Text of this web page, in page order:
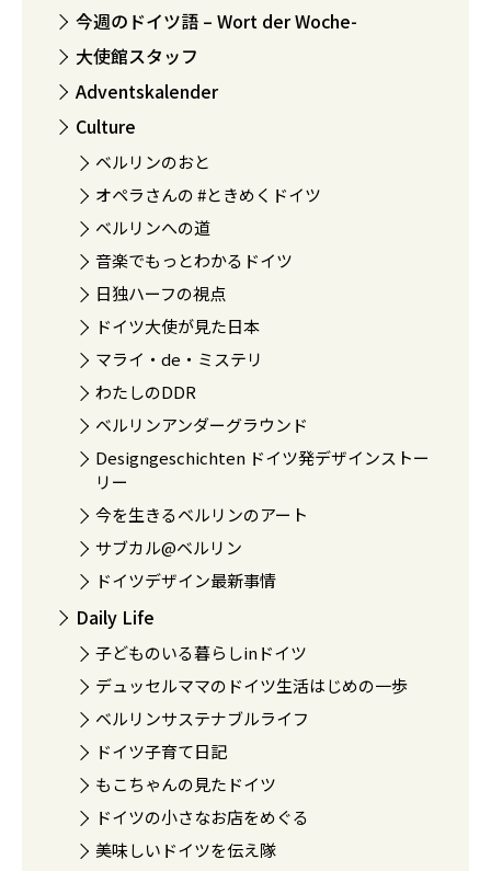
今週のドイツ語 – Wort der Woche-
大使館スタッフ
Adventskalender
Culture
ベルリンのおと
オペラさんの #ときめくドイツ
ベルリンへの道
音楽でもっとわかるドイツ
日独ハーフの視点
ドイツ大使が見た日本
マライ・de・ミステリ
わたしのDDR
ベルリンアンダーグラウンド
Designgeschichten ドイツ発デザインストー
リー
今を生きるベルリンのアート
サブカル@ベルリン
ドイツデザイン最新事情
Daily Life
子どものいる暮らしinドイツ
デュッセルママのドイツ生活はじめの一歩
ベルリンサステナブルライフ
ドイツ子育て日記
もこちゃんの見たドイツ
ドイツの小さなお店をめぐる
美味しいドイツを伝え隊